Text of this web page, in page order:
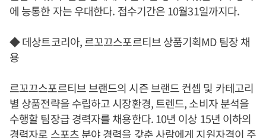
에 능통한 자는 우대한다. 접수기간은 10월31일까지다.
◆ 데상트코리아, 르꼬끄스포르티브 상품기획MD 팀장 채
용
르꼬끄스포르티브 브랜드의 시즌 브랜드 컨셉 및 카테고리
별 상품전략을 수립하고 시장환경, 트렌드, 소비자 분석을
수행할 팀장급 경력자를 채용한다. 10년 이상 15년 이하의
경력자로 스포츠 분야 경력을 갖춘 사람에게 지원자격이 주